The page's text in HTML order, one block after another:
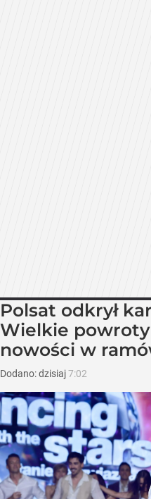
Polsat odkrył
Wielkie
nowości w
Dodano:dzisiaj7:02